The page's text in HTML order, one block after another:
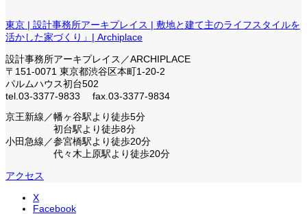
東京 | 設計事務所アーキプレイス | 敷地と建て主のライフスタイルを
活かした家づくり」| Archiplace
設計事務所アーキプレイス／ARCHIPLACE
〒151-0071 東京都渋谷区本町1-20-2
パルムハウス初台502
tel.03-3377-9833 fax.03-3377-9834
京王新線／幡ヶ谷駅より徒歩5分
初台駅より徒歩8分
小田急線／参宮橋駅より徒歩20分
代々木上原駅より徒歩20分
アクセス
X
Facebook